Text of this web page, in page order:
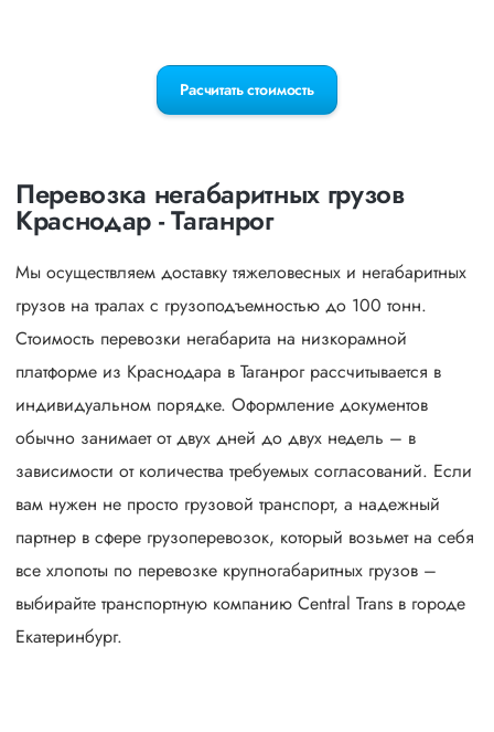
Расчитать стоимость
Перевозка негабаритных грузов
Краснодар - Таганрог
Мы осуществляем доставку тяжеловесных и негабаритных
грузов на тралах с грузоподъемностью до 100 тонн.
Стоимость перевозки негабарита на низкорамной
платформе из Краснодара в Таганрог рассчитывается в
индивидуальном порядке. Оформление документов
обычно занимает от двух дней до двух недель – в
зависимости от количества требуемых согласований. Если
вам нужен не просто грузовой транспорт, а надежный
партнер в сфере грузоперевозок, который возьмет на себя
все хлопоты по перевозке крупногабаритных грузов –
выбирайте транспортную компанию Central Trans в городе
Екатеринбург.